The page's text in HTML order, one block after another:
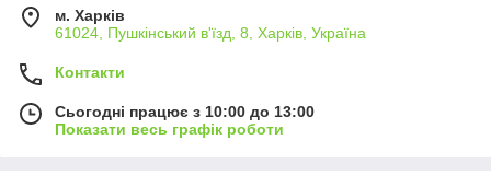
м. Харків
61024, Пушкінський в'їзд, 8, Харків, Україна
Контакти
Сьогодні працює з 10:00 до 13:00
Показати весь графік роботи